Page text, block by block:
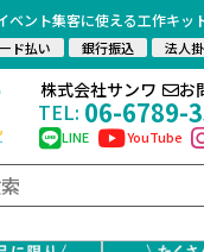
ベント集客に使える工作キッ
ド払い 銀行振込 法人
株式会社サンワ お
TEL: 06-6789-
LINE YouTube